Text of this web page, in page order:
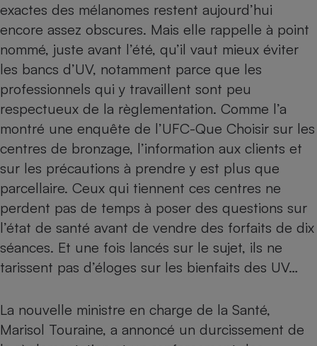
exactes des mélanomes restent aujourd’hui
encore assez obscures. Mais elle rappelle à point
nommé, juste avant l’été, qu’il vaut mieux éviter
les bancs d’UV, notamment parce que les
professionnels qui y travaillent sont peu
respectueux de la règlementation. Comme l’a
montré une enquête de l’UFC-Que Choisir sur les
centres de bronzage, l’information aux clients et
sur les précautions à prendre y est plus que
parcellaire. Ceux qui tiennent ces centres ne
perdent pas de temps à poser des questions sur
l’état de santé avant de vendre des forfaits de dix
séances. Et une fois lancés sur le sujet, ils ne
tarissent pas d’éloges sur les bienfaits des UV…
La nouvelle ministre en charge de la Santé,
Marisol Touraine, a annoncé un durcissement de
Plaque de cuisson à
induction
Téléphone mobile -
Smartphone
Antivirus
Radiateur électrique
Climatiseur -
Ventilateur